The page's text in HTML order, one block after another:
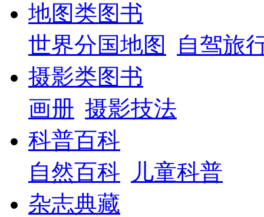
地图类图书
世界分国地图
自驾旅
摄影类图书
画册 摄影技法
科普百科
自然百科
儿童科普
杂志典藏